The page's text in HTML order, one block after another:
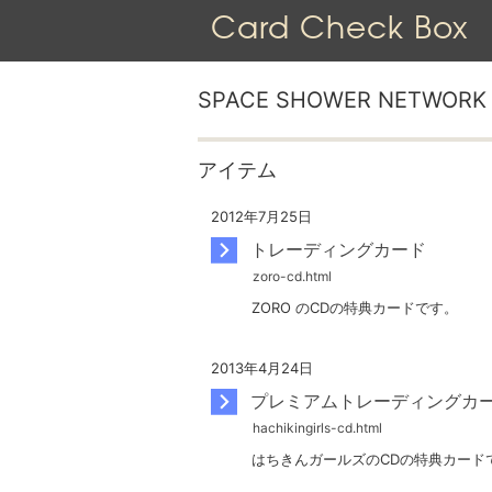
Card Check Box
SPACE SHOWER NETWORK
アイテム
2012年7月25日
トレーディングカード
ZORO のCDの特典カードです。
2013年4月24日
プレミアムトレーディングカ
はちきんガールズのCDの特典カード